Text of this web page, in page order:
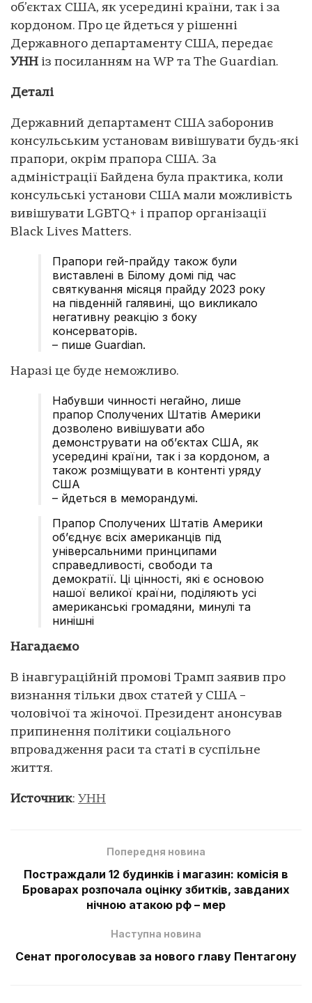
об’єктах США, як усередині країни, так і за
кордоном. Про це йдеться у рішенні
Державного департаменту США, передає
УНН із посиланням на WP та The Guardian.
Деталі
Державний департамент США заборонив
консульським установам вивішувати будь-які
прапори, окрім прапора США. За
адміністрації Байдена була практика, коли
консульські установи США мали можливість
вивішувати LGBTQ+ і прапор організації
Black Lives Matters.
Прапори гей-прайду також були
виставлені в Білому домі під час
святкування місяця прайду 2023 року
на південній галявині, що викликало
негативну реакцію з боку
консерваторів.
– пише Guardian.
Наразі це буде неможливо.
Набувши чинності негайно, лише
прапор Сполучених Штатів Америки
дозволено вивішувати або
демонструвати на об’єктах США, як
усередині країни, так і за кордоном, а
також розміщувати в контенті уряду
США
– йдеться в меморандумі.
Прапор Сполучених Штатів Америки
об’єднує всіх американців під
універсальними принципами
справедливості, свободи та
демократії. Ці цінності, які є основою
нашої великої країни, поділяють усі
американські громадяни, минулі та
нинішні
Нагадаємо
В інавгураційній промові Трамп заявив про
визнання тільки двох статей у США –
чоловічої та жіночої. Президент анонсував
припинення політики соціального
впровадження раси та статі в суспільне
життя.
Источник: УНН
Попередня новина
Постраждали 12 будинків і магазин: комісія в
Броварах розпочала оцінку збитків, завданих
нічною атакою рф – мер
Наступна новина
Сенат проголосував за нового главу Пентагону